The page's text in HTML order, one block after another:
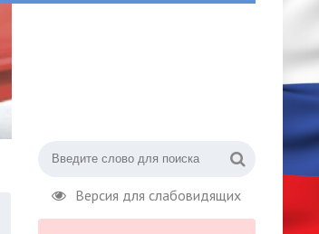
Версия для слабовидящих